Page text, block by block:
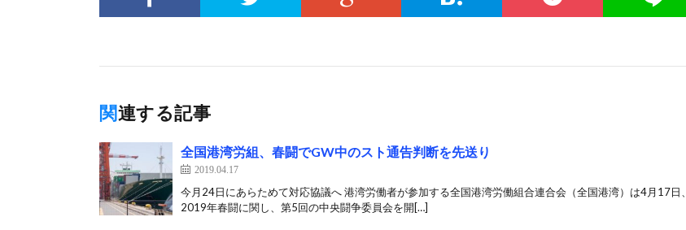
関連する記事
全国港湾労組、春闘でGW中のスト通告判断を先送り
2019.04.17
今月24日にあらためて対応協議へ 港湾労働者が参加する全国港湾労働組合連合会（全国港湾）は4月17日、
2019年春闘に関し、第5回の中央闘争委員会を開[…]